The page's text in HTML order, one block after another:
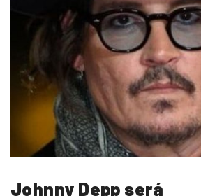
Johnny Depp será